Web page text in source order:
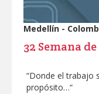
Medellín -
32 Semana
“Donde el trabajo
propósito…“